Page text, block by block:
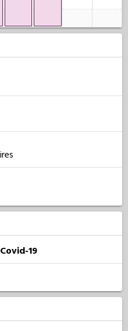
19